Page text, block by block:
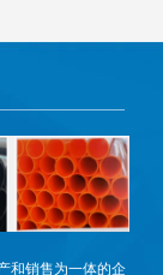
和销售为一体的企